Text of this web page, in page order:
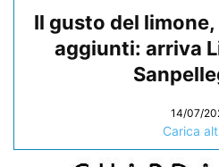
Il gusto del
aggiunti: arriva
14/07/
Carica